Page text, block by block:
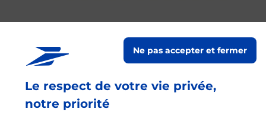
Le respect de votre vie privée,
notre priorité
Ne pas accepter et fermer
Services
En savoir plus